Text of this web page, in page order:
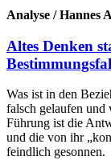
Analyse / Hannes
Altes Denken
Was ist in den
falsch gelaufen und
Führung ist die
und die von ihr
feindlich gesonnen.